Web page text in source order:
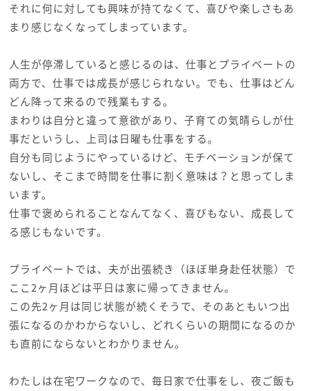
それに何に対しても興味が持てなくて、喜びや楽しさもあ
まり感じなくなってしまっています。
人生が停滞していると感じるのは、仕事とプライベートの
両方で、仕事では成長が感じられない。でも、仕事はどん
どん降って来るので残業もする。
まわりは自分と違って意欲があり、子育ての気晴らしが仕
事だというし、上司は日曜も仕事をする。
自分も同じようにやっているけど、モチベーションが保て
ないし、そこまで時間を仕事に割く意味は？と思ってしま
います。
仕事で褒められることなんてなく、喜びもない、成長して
る感じもないです。
プライベートでは、夫が出張続き（ほぼ単身赴任状態）で
ここ2ヶ月ほどは平日は家に帰ってきません。
この先2ヶ月は同じ状態が続くそうで、そのあともいつ出
張になるのかわからないし、どれくらいの期間になるのか
も直前にならないとわかりません。
わたしは在宅ワークなので、毎日家で仕事をし、夜ご飯も